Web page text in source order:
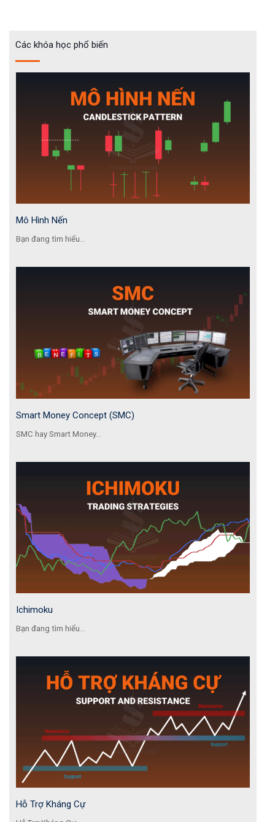
Các khóa học phổ biến
Mô Hình Nến
Bạn đang tìm hiểu...
Smart Money Concept (SMC)
SMC hay Smart Money...
Ichimoku
Bạn đang tìm hiểu...
Hỗ Trợ Kháng Cự